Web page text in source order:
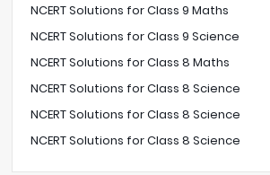
NCERT Solutions for Class 9 Maths
NCERT Solutions for Class 9 Science
NCERT Solutions for Class 8 Maths
NCERT Solutions for Class 8 Science
NCERT Solutions for Class 8 Science
NCERT Solutions for Class 8 Science